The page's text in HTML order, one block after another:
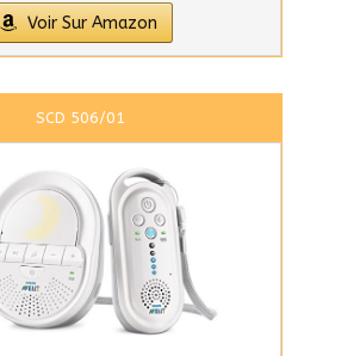
Voir Sur Amazon
SCD 506/01